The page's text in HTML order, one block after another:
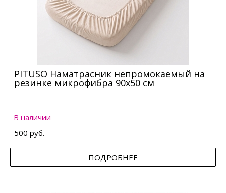
PITUSO Наматрасник непромокаемый на
резинке микрофибра 90х50 см
В наличии
500 руб.
ПОДРОБНЕЕ